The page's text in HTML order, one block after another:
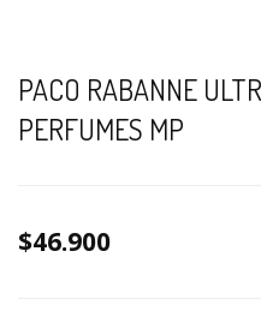
PACO RABANNE
PERFUMES MP
$46.900